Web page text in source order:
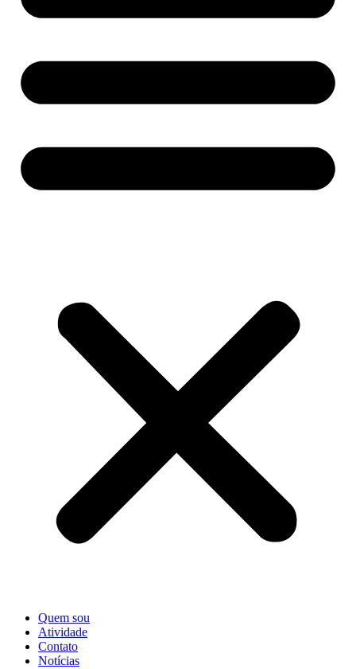
Quem sou
Atividade
Contato
Notícias